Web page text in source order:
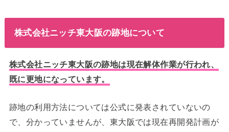
株式会社ニッチ東大阪の跡地について
株式会社ニッチ東大阪の跡地は現在解体作業が行われ、
既に更地になっています。
跡地の利用方法については公式に発表されていないの
で、分かっていませんが、東大阪では現在再開発計画が